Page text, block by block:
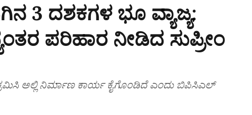
3 ದಶಕಗಳ ಭೂ ವ್ಯಾಜ್ಯ:
ಪರಿಹಾರ ನೀಡಿದ ಸುಪ್ರೀಂ
ಅಲ್ಲಿ ನಿರ್ಮಾಣ ಕಾರ್ಯ ಕೈಗೊಂಡಿದೆ ಎಂದು ಬಿಪಿಸಿಎಲ್